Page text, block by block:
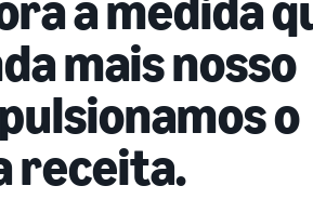
mais nosso
o
receita.